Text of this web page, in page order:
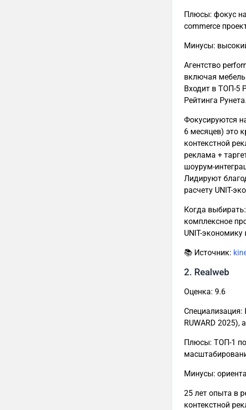
Плюсы: фокус на
commerce
Минусы:
Агентство
включая
Входит в ТОП-5
Рейтинга Рунета.
Фокусируются
6 месяцев) это
контекстной
реклама +
шоурум-
Лидируют
расчету UNIT-
Когда
комплексное
UNIT-
📚 Источник:
2. Realweb
Оценка: 9.6
Специализация:
RUWARD 2025),
Плюсы: ТОП-1 по
Минусы:
25 лет опыта в
контекстной